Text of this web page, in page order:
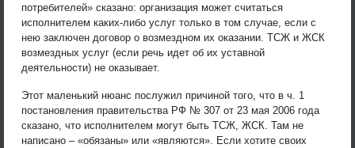
потребителей» сказано: организация может считаться
исполнителем каких-либо услуг только в том случае, если с
нею заключен договор о возмездном их оказании. ТСЖ и ЖСК
возмездных услуг (если речь идет об их уставной
деятельности) не оказывает.
Этот маленький нюанс послужил причиной того, что в ч. 1
постановления правительства РФ № 307 от 23 мая 2006 года
сказано, что исполнителем могут быть ТСЖ, ЖСК. Там не
написано – «обязаны» или «являются». Если хотите своих